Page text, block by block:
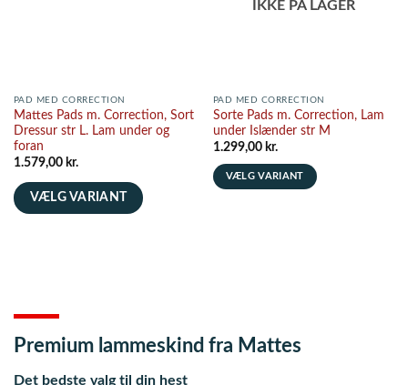
PAD MED CORRECTION
Mattes Pads m. Correction, Sort
Dressur str L. Lam under og
foran
1.579,00 kr.
VÆLG VARIANT
Mulighederne
kan
vælges
på
IKKE PÅ LAGER
PAD MED CORRECTION
Sorte Pads m. Correction, Lam
under Islænder str M
1.299,00 kr.
VÆLG VARIANT
på
Premium lammeskind fra Mattes
Det bedste valg til din hest